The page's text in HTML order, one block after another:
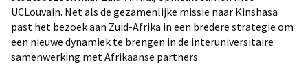
UCLouvain. Net als de gezamenlijke missie naar Kinshasa
past het bezoek aan Zuid-Afrika in een bredere strategie om
een nieuwe dynamiek te brengen in de interuniversitaire
samenwerking met Afrikaanse partners.